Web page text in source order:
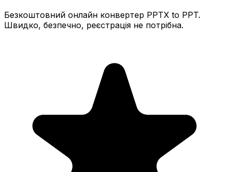
Безкоштовний онлайн конвертер PPTX to PPT.
Швидко, безпечно, реєстрація не потрібна.